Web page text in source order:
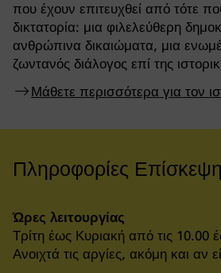
που έχουν επιτευχθεί από τότε
δικτατορία: μια φιλελεύθερη
ανθρώπινα δικαιώματα, μια
ζωντανός διάλογος επί της
Μάθετε περισσότερα για τον
Πληροφορίες
Ώρες λειτουργίας
Τρίτη έως Κυριακή από τις 10.00
Ανοιχτά τις αργίες, ακόμη και αν